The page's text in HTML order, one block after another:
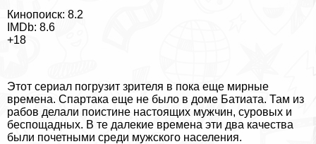
Кинопоиск: 8.2
IMDb: 8.6
+18
Этот сериал погрузит зрителя в пока еще мирные
времена. Спартака еще не было в доме Батиата. Там из
рабов делали поистине настоящих мужчин, суровых и
беспощадных. В те далекие времена эти два качества
были почетными среди мужского населения.